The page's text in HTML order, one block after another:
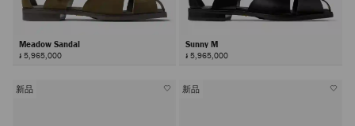
Meadow Sandal
៛ 5,965,000
Sunny M
៛ 5,965,000
新品 新品